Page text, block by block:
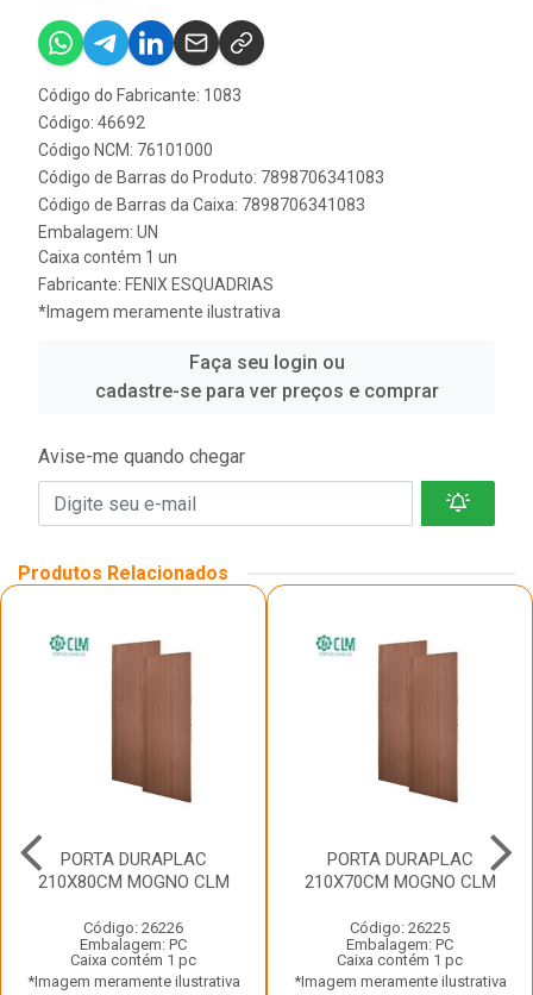
Código do Fabricante: 1083
Código: 46692
Código NCM: 76101000
Código de Barras do Produto: 7898706341083
Código de Barras da Caixa: 7898706341083
Embalagem: UN
Caixa contém 1 un
Fabricante: FENIX ESQUADRIAS
*Imagem meramente ilustrativa
Faça seu login ou
cadastre-se para ver preços e comprar
Avise-me quando chegar
Produtos Relacionados
PORTA DURAPLAC
210X80CM MOGNO CLM
Código: 26226
Embalagem: PC
Caixa contém 1 pc
*Imagem meramente ilustrativa
PORTA DURAPLAC
210X70CM MOGNO CLM
Código: 26225
Embalagem: PC
Caixa contém 1 pc
*Imagem meramente ilustrativa